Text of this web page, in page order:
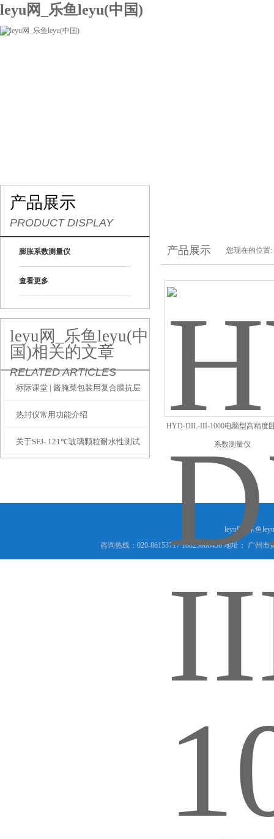
leyu网_乐鱼leyu(中国)
产品展示
PRODUCT DISPLAY
膨胀系数测量仪
查看更多
leyu网_乐鱼leyu(中
国)相关的文章
RELATED ARTICLES
标际课堂 | 酱腌菜包装用复合膜抗层
间剥离性能的测试方法
热封仪常用功能介绍
关于SFJ- 121℃玻璃颗粒耐水性测试
产品展示 您现在的位置:
HYD-DIL-III-1000电脑型高精度
系数测量仪
leyu网_乐鱼
咨询热线：020-86153717 18825066456 地址： 广州